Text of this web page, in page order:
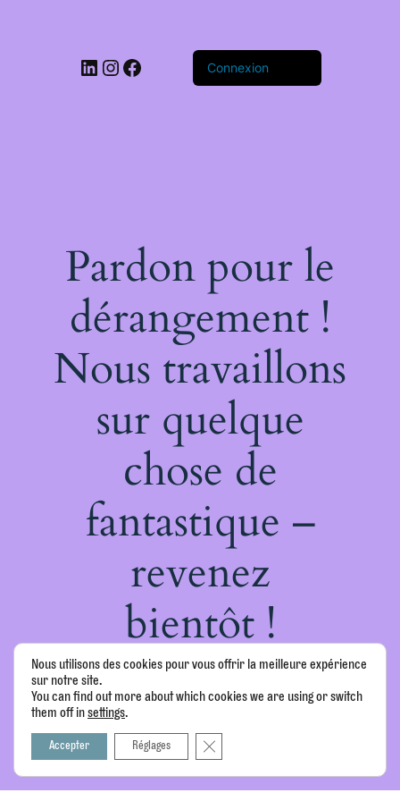
LinkedIn InstagramFacebook Connexion
Pardon pour le
dérangement !
Nous travaillons
sur quelque
chose de
fantastique –
revenez
bientôt !
Nous utilisons des cookies pour vous offrir la meilleure expérience
sur notre site.
You can find out more about which cookies we are using or switch
them off insettings.
Accepter Réglages Fermer la bannière des cookies GDPR